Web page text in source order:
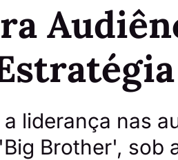
liderança nas
Brother', sob